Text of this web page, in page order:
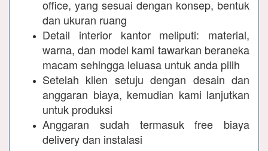
office, yang sesuai dengan konsep, bentuk
dan ukuran ruang
Detail interior kantor meliputi: material,
warna, dan model kami tawarkan beraneka
macam sehingga leluasa untuk anda pilih
Setelah klien setuju dengan desain dan
anggaran biaya, kemudian kami lanjutkan
untuk produksi
Anggaran sudah termasuk free biaya
delivery dan instalasi